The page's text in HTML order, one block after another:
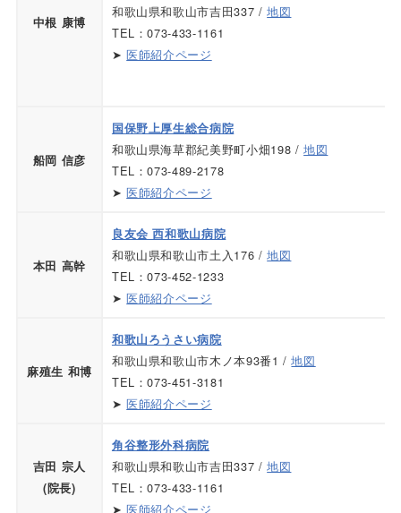
中根 康博
和歌山県和歌山市吉田337 /地図
TEL：073-433-1161
➤医師紹介ページ
船岡 信彦
国保野上厚生総合病院
和歌山県海草郡紀美野町小畑198 /地図
TEL：073-489-2178
➤医師紹介ページ
本田 高幹
良友会 西和歌山病院
和歌山県和歌山市土入176 /地図
TEL：073-452-1233
➤医師紹介ページ
麻殖生 和博
和歌山ろうさい病院
和歌山県和歌山市木ノ本93番1 /地図
TEL：073-451-3181
➤医師紹介ページ
吉田 宗人
(院長)
角谷整形外科病院
和歌山県和歌山市吉田337 /地図
TEL：073-433-1161
➤医師紹介ページ